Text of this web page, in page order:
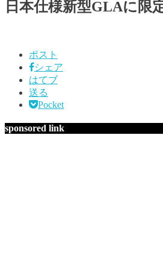
日本仕様新型GLAに限
ポスト
シェア
はてブ
送る
Pocket
sponsored link